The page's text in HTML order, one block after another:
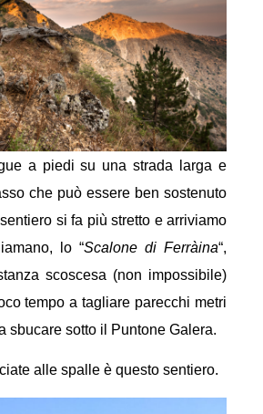
a piedi su una strada larga e
che può essere ben sostenuto
si fa più stretto e arriviamo
lo “Scalone di Ferràina“,
scoscesa (non impossibile)
tempo a tagliare parecchi metri
sbucare sotto il Puntone Galera.
alle spalle è questo sentiero.